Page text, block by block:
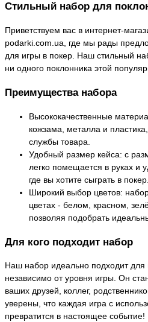
Стильный набор для
Приветствуем вас в интернет-
podarki.com.ua, где мы рады
для игры в покер. Наш стильный
ни одного поклонника этой
Преимущества набора
Высококачественные
кожзама, металла и
службы товара.
Удобный размер кейса: с
легко помещается в руках и
где вы хотите сыграть в покер.
Широкий выбор цветов:
цветах - белом, красном,
позволяя подобрать
Для кого подходит набор
Наш набор идеально подходит для
независимо от уровня игры. Он
ваших друзей, коллег,
уверены, что каждая игра с
превратится в настоящее событие!